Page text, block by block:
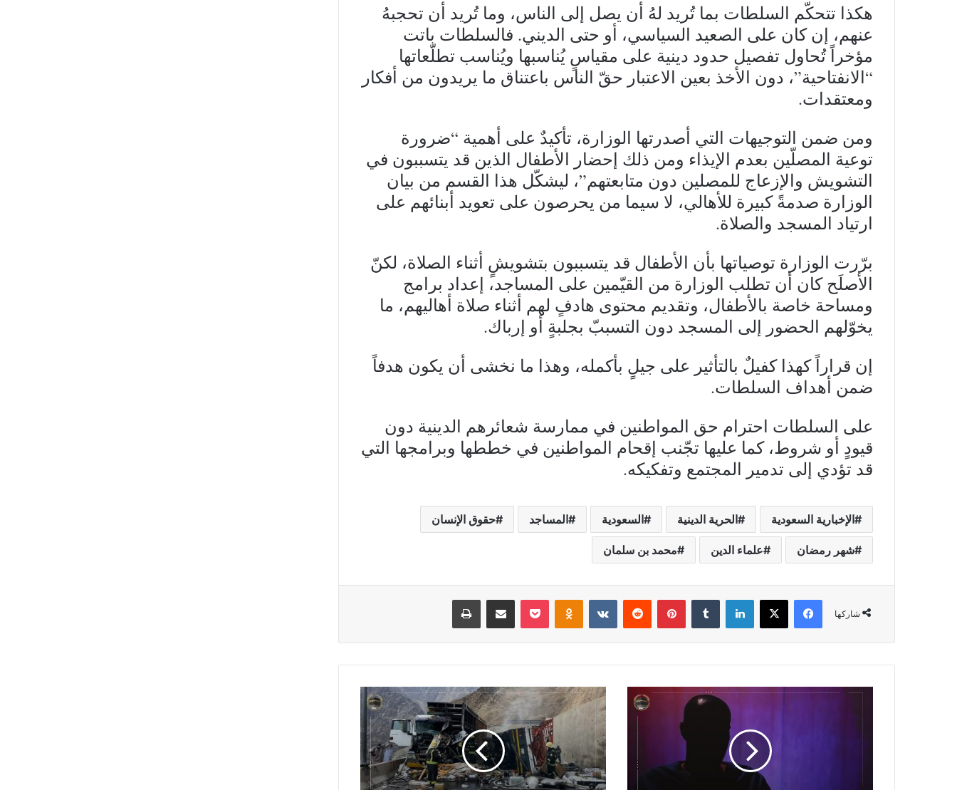
هكذا تتحكّم السلطات بما تُريد لهُ أن يصل إلى الناس، وما تُريد أن تحجبهُ
عنهم، إن كان على الصعيد السياسي، أو حتى الديني. فالسلطات باتت
مؤخراً تُحاول تفصيل حدود دينية على مقياسٍ يُناسبها ويُناسب تطلّعاتها
“الانفتاحية”، دون الأخذ بعين الاعتبار حقّ الناس باعتناق ما يريدون من أفكار
ومعتقدات.
ومن ضمن التوجيهات التي أصدرتها الوزارة، تأكيدٌ على أهمية “ضرورة
توعية المصلّين بعدم الإيذاء ومن ذلك إحضار الأطفال الذين قد يتسببون في
التشويش والإزعاج للمصلين دون متابعتهم”، ليشكّل هذا القسم من بيان
الوزارة صدمةً كبيرة للأهالي، لا سيما من يحرصون على تعويد أبنائهم على
ارتياد المسجد والصلاة.
برّرت الوزارة توصياتها بأن الأطفال قد يتسببون بتشويشٍ أثناء الصلاة، لكنّ
الأصلَح كان أن تطلب الوزارة من القيّمين على المساجد، إعداد برامج
ومساحة خاصة بالأطفال، وتقديم محتوى هادفٍ لهم أثناء صلاة أهاليهم، ما
يخوّلهم الحضور إلى المسجد دون التسببّ بجلبةٍ أو إرباك.
إن قراراً كهذا كفيلٌ بالتأثير على جيلٍ بأكمله، وهذا ما نخشى أن يكون هدفاً
ضمن أهداف السلطات.
على السلطات احترام حق المواطنين في ممارسة شعائرهم الدينية دون
قيودٍ أو شروط، كما عليها تجّنب إقحام المواطنين في خططها وبرامجها التي
قد تؤدي إلى تدمير المجتمع وتفكيكه.
الإخبارية السعودية الحرية الدينية السعودية المساجد حقوق الإنسان
شهر رمضان علماء الدين محمد بن سلمان
شاركها
فيسبوك X لينكدإن بينتيريست Odnoklassniki
بوكيت مشاركة عبر البريد طباعة